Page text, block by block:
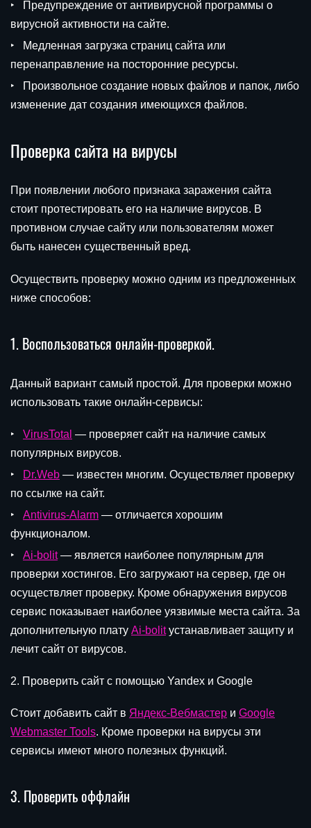
Предупреждение от антивирусной программы о
вирусной активности на сайте.
Медленная загрузка страниц сайта или
перенаправление на посторонние ресурсы.
Произвольное создание новых файлов и папок, либо
изменение дат создания имеющихся файлов.
Проверка сайта на вирусы
При появлении любого признака заражения сайта
стоит протестировать его на наличие вирусов. В
противном случае сайту или пользователям может
быть нанесен существенный вред.
Осуществить проверку можно одним из предложенных
ниже способов:
1. Воспользоваться онлайн-проверкой.
Данный вариант самый простой. Для проверки можно
использовать такие онлайн-сервисы:
VirusTotal — проверяет сайт на наличие самых
популярных вирусов.
Dr.Web — известен многим. Осуществляет проверку
по ссылке на сайт.
Antivirus-Alarm — отличается хорошим
функционалом.
Ai-bolit— является наиболее популярным для
проверки хостингов. Его загружают на сервер, где он
осуществляет проверку. Кроме обнаружения вирусов
сервис показывает наиболее уязвимые места сайта. За
дополнительную плату Ai-bolitустанавливает защиту и
лечит сайт от вирусов.
2. Проверить сайт с помощью Yandex и Google
Стоит добавить сайт в Яндекс-Вебмастер и Google
Webmaster Tools. Кроме проверки на вирусы эти
сервисы имеют много полезных функций.
3. Проверить оффлайн